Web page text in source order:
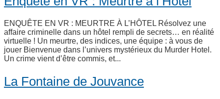
ENQUÊTE EN VR : MEURTRE À L’HÔTEL Résolvez une
affaire criminelle dans un hôtel rempli de secrets… en réalité
virtuelle ! Un meurtre, des indices, une équipe : à vous de
jouer Bienvenue dans l’univers mystérieux du Murder Hotel.
Un crime vient d’être commis, et...
La Fontaine de Jouvance